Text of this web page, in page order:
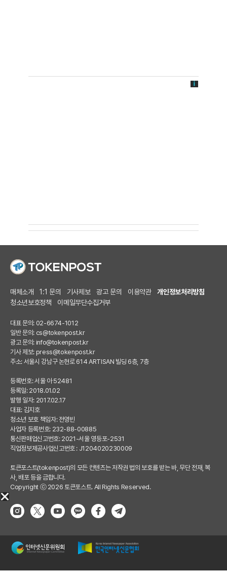
매체소개 1:1 문의 기사제보 광고 문의 이용약관
개인정보처리방침
청소년보호정책
이메일무단수집거부
대표 문의: 02-6674-1012
일반 문의: cs@tokenpost.kr
광고 문의: info@tokenpost.kr
기사 제보: press@tokenpost.kr
주소: 서울시 강남구 논현로 614 ARTISAN 빌딩 6층, 7층
등록번호: 서울 아 52481
등록일: 2018.01.02
발행 일자: 2017.02.17
대표: 김지호
청소년 보호 책임자: 전영빈
사업자 등록번호: 232-88-00885
통신판매업신고번호: 2021-서울 영등포-2531
직업정보제공사업신고번호 : J1204020230009
토큰포스트(tokenpost)의 모든 컨텐츠는 저작권 법의 보호를 받는 바, 무단 전재, 복
사, 배포 등을 금합니다.
Copyright ⓒ 2026 토큰포스트. All Rights Reserved.